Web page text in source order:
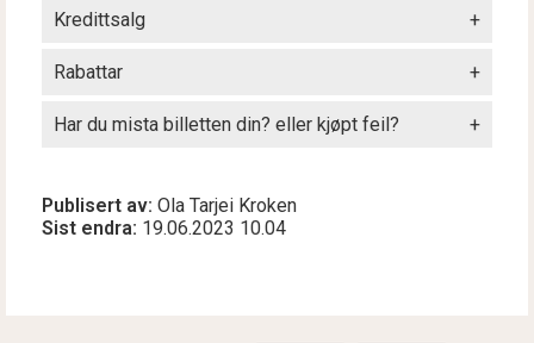
Kredittsalg
Rabattar
Har du mista billetten din? eller kjøpt feil?
Publisert av Ola Tarjei Kroken
Sist endra 19.06.2023 10.04